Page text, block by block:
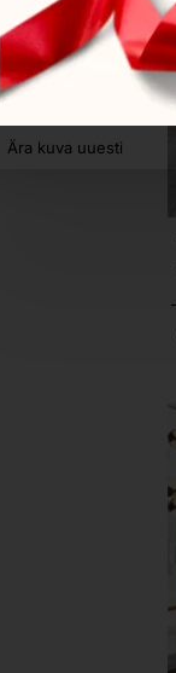
Ära kuva uuesti